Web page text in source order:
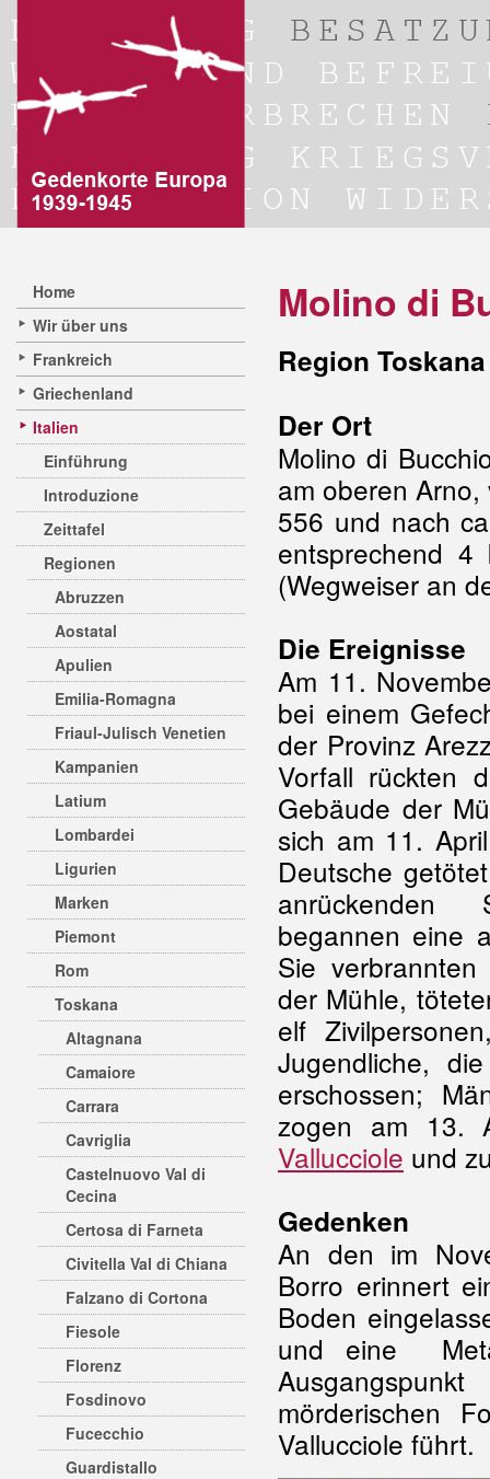
Home
Wir über uns
Frankreich
Griechenland
Italien
Einführung
Introduzione
Zeittafel
Regionen
Abruzzen
Aostatal
Apulien
Emilia-Romagna
Friaul-Julisch Venetien
Kampanien
Latium
Lombardei
Ligurien
Marken
Piemont
Rom
Toskana
Altagnana
Camaiore
Carrara
Cavriglia
Castelnuovo Val di
Cecina
Certosa di Farneta
Civitella Val di Chiana
Falzano di Cortona
Fiesole
Florenz
Fosdinovo
Fucecchio
Guardistallo
Molino di
Region
Der Ort
Molino di
am oberen
556 und nach
entsprechend
(Wegweiser an
Die Ereignisse
Am 11.
bei einem
der Provinz
Vorfall rückten
Gebäude der
sich am 11.
Deutsche
anrückenden
begannen eine
Sie
der Mühle,
elf
Jugendliche,
erschossen;
zogen am 13.
Vallucciole und
Gedenken
An den im
Borro erinnert
Boden
und eine
mörderischen
Vallucciole führt.